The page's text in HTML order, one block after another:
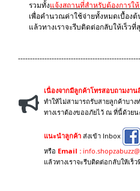
รวมทั้งแจ้งสถานที่สำหรับต้องการใ
เพื่อคำนวณค่าใช้จ่ายทั้งหมดเบื้องต้
แล้วทางเราจะรีบติดต่อกลับให้เร็วที่
เนื่องจากมีลูกค้าโทรสอบถามงา
ทำให้ไม่สามารถรับสายลูกค้าบา
ทางเราต้องขออภัยไว้ ณ ที่นี้ด้วยน
แนะนำลูกค้า ส่งเข้า Inbox
หรือ Email :
แล้วทางเราจะรีบติดต่อกลับให้เร็